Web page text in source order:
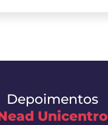
Depoimentos
Unicentro